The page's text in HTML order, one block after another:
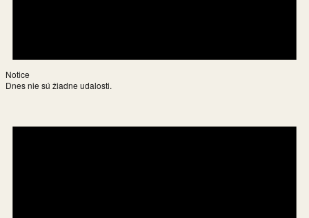
Notice
Dnes nie sú žiadne udalosti.